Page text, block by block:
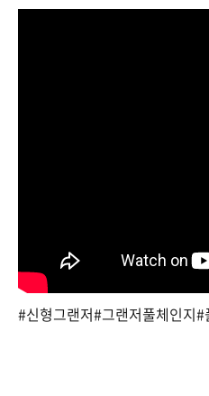
#신형그랜저#그랜저풀체인지#